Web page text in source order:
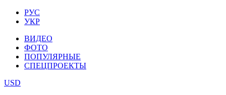
РУС
УКР
ВИДЕО
ФОТО
ПОПУЛЯРНЫЕ
СПЕЦПРОЕКТЫ
USD